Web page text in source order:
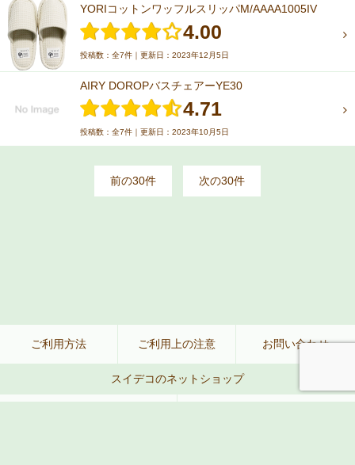
YORIコットンワッフルスリッパM/AAAA1005IV
4.00
投稿数：全7件｜更新日：2023年12月5日
AIRY DOROPバスチェアーYE30
4.71
投稿数：全7件｜更新日：2023年10月5日
前の30件 次の30件
ご利用方法 ご利用上の注意 お問い合わせ
スイデコのネットショップ